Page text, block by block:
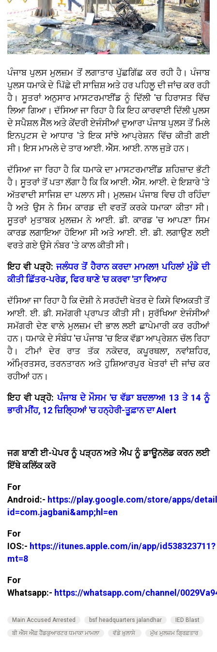
ਪੰਜਾਬ ਪੁਲਸ ਮੁਲਜ਼ਮ ਤੋਂ ਲਗਾਤਾਰ ਪੁੱਛਗਿੱਛ ਕਰ ਰਹੀ ਹੈ। ਪੰਜਾਬ
ਪੁਲਸ ਧਮਾਕੇ ਦੇ ਪਿੱਛੇ ਦੀ ਸਾਜ਼ਿਸ਼ ਅਤੇ ਹਰ ਪਹਿਲੂ ਦੀ ਜਾਂਚ ਕਰ ਰਹੀ
ਹੈ। ਸੂਤਰਾਂ ਅਨੁਸਾਰ ਮਾਸਟਰਮਾਈਂਡ ਨੂੰ ਦਿੱਲੀ 'ਚ ਹਿਰਾਸਤ ਵਿੱਚ
ਲਿਆ ਗਿਆ। ਦੱਸਿਆ ਜਾ ਰਿਹਾ ਹੈ ਕਿ ਇਹ ਕਾਰਵਾਈ ਦਿੱਲੀ ਪੁਲਸ
ਦੇ ਸਪੈਸ਼ਲ ਸੈੱਲ ਅਤੇ ਕੇਂਦਰੀ ਏਜੰਸੀਆਂ ਦੁਆਰਾ ਪੰਜਾਬ ਪੁਲਸ ਤੋਂ ਮਿਲੇ
ਇਨਪੁਟਸ ਦੇ ਆਧਾਰ 'ਤੇ ਇਕ ਸਾਂਝੇ ਆਪ੍ਰੇਸ਼ਨ ਵਿੱਚ ਕੀਤੀ ਗਈ
ਸੀ। ਇਸ ਮਾਮਲੇ ਦੇ ਤਾਰ ਆਈ. ਐੱਸ. ਆਈ. ਨਾਲ ਜੁੜੇ ਹਨ।
ਦੱਸਿਆ ਜਾ ਰਿਹਾ ਹੈ ਕਿ ਧਮਾਕੇ ਦਾ ਮਾਸਟਰਮਾਈਂਡ ਸ਼ਹਿਜ਼ਾਦ ਭੱਟੀ
ਹੈ। ਸੂਤਰਾਂ ਤੋਂ ਪਤਾ ਲੱਗਾ ਹੈ ਕਿ ਕਿ ਆਈ. ਐੱਸ. ਆਈ. ਦੇ ਇਸ਼ਾਰੇ 'ਤੇ
ਅੱਤਵਾਦੀ ਸਾਜਿਸ਼ ਦਾ ਪਲਾਨ ਸੀ। ਮੁਲਜ਼ਮ ਪੰਜਾਬ ਵਿਚ ਹੀ ਰਹਿੰਦਾ
ਹੈ ਅਤੇ ਉਸ ਨੇ ਸਿਮ ਕਾਰਡ ਦੀ ਵਰਤੋਂ ਕਰਕੇ ਧਮਾਕਾ ਕੀਤਾ ਸੀ।
ਸੂਤਰਾਂ ਮੁਤਾਬਕ ਮੁਲਜ਼ਮ ਨੇ ਆਈ. ਡੀ. ਕਾਰਡ 'ਚ ਆਪਣਾ ਸਿਮ
ਕਾਰਡ ਲਗਾਇਆ ਹੋਇਆ ਸੀ ਅਤੇ ਆਈ. ਈ. ਡੀ. ਲਗਾਉਣ ਲਈ
ਵਰਤੇ ਗਏ ਉਸੇ ਨੰਬਰ 'ਤੇ ਕਾਲ ਕੀਤੀ ਸੀ।
ਇਹ ਵੀ ਪੜ੍ਹੋ:ਜਲੰਧਰ ਤੋਂ ਹੈਰਾਨ ਕਰਦਾ ਮਾਮਲਾ! ਪਹਿਲਾਂ ਮੁੰਡੇ ਦੀ
ਕੀਤੀ ਛਿੱਤਰ-ਪਰੇਡ, ਫਿਰ ਥਾਣੇ 'ਚ ਕਰਵਾ 'ਤਾ ਵਿਆਹ
ਦੱਸਿਆ ਜਾ ਰਿਹਾ ਹੈ ਕਿ ਦੋਸ਼ੀ ਨੇ ਸਰਹੱਦੀ ਖੇਤਰ ਦੇ ਕਿਸੇ ਵਿਅਕਤੀ ਤੋਂ
ਆਈ. ਈ. ਡੀ. ਸਮੱਗਰੀ ਪ੍ਰਾਪਤ ਕੀਤੀ ਸੀ। ਸੁਰੱਖਿਆ ਏਜੰਸੀਆਂ
ਸਮੱਗਰੀ ਦੇਣ ਵਾਲੇ ਮੁਲਜ਼ਮ ਦੀ ਭਾਲ ਲਈ ਛਾਪੇਮਾਰੀ ਕਰ ਰਹੀਆਂ
ਹਨ। ਧਮਾਕੇ ਦੇ ਸੰਬੰਧ 'ਚ ਪੰਜਾਬ 'ਚ ਇਕ ਵੱਡਾ ਆਪ੍ਰੇਸ਼ਨ ਚੱਲ ਰਿਹਾ
ਹੈ। ਟੀਮਾਂ ਦੇਰ ਰਾਤ ਤੱਕ ਨਕੋਦਰ, ਕਪੂਰਥਲਾ, ਨਵਾਂਸ਼ਹਿਰ,
ਅੰਮ੍ਰਿਤਸਰ, ਤਰਨਤਾਰਨ ਅਤੇ ਹੁਸ਼ਿਆਰਪੁਰ ਖੇਤਰਾਂ ਦੀ ਜਾਂਚ ਕਰ
ਰਹੀਆਂ ਹਨ।
ਇਹ ਵੀ ਪੜ੍ਹੋ:ਪੰਜਾਬ ਦੇ ਮੌਸਮ 'ਚ ਵੱਡਾ ਬਦਲਾਅ! 13 ਤੇ 14 ਨੂੰ
ਭਾਰੀ ਮੀਂਹ, 12 ਜ਼ਿਲ੍ਹਿਆਂ 'ਚ ਹਨ੍ਹੇਰੀ-ਤੂਫ਼ਾਨ ਦਾ Alert
ਜਗ ਬਾਣੀ ਈ-ਪੇਪਰ ਨੂੰ ਪੜ੍ਹਨ ਅਤੇ ਐਪ ਨੂੰ ਡਾਊਨਲੋਡ ਕਰਨ ਲਈ
ਇੱਥੇ ਕਲਿੱਕ ਕਰੋ
For
Android:- https://play.google.com/store/apps/
id=com.jagbani&amp;hl=en
For
IOS:- https://itunes.apple.com/in/app/id538323711?
mt=8
For
Whatsapp:- https://whatsapp.com/channel/
Main Accused Arrested bsf headquarters jalandhar
IED Blast
ਬੀ ਐੱਸ ਐੱਫ਼ ਹੈੱਡਕੁਆਰਟਰ ਧਮਾਕਾ ਮਾਮਲਾ
ਵੱਡੇ ਖ਼ੁਲਾਸੇ ਮੁੱਖ ਮੁਲਜ਼ਮ ਗ੍ਰਿਫ਼ਤਾਰ